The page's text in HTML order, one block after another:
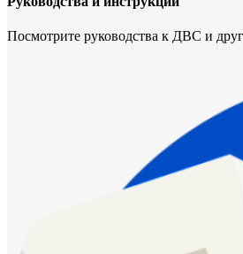
Посмотрите руководства к ДВС и